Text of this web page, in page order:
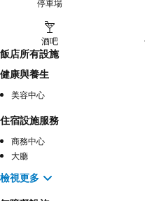
停車場
酒吧
飯店所有設施
健康與養生
美容中心
住宿設施服務
商務中心
大廳
檢視更多